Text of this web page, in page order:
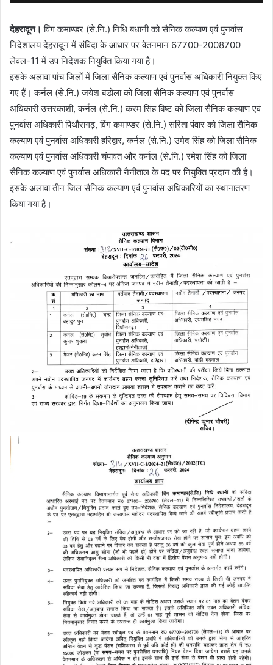
देहरादून। विंग कमाण्डर (से.नि.) निधि बधानी को सैनिक कल्याण एवं पुनर्वास
निदेशालय देहरादून में संविदा के आधार पर वेतनमान 67700-2008700
लेवल-11 में उप निदेशक नियुक्ति किया गया है।
इसके अलावा पांच जिलों में जिला सैनिक कल्याण एवं पुनर्वास अधिकारी नियुक्त किए
गए हैं। कर्नल (से.नि.) जयेश बडोला को जिला सैनिक कल्याण एवं पुनर्वास
अधिकारी उत्तरकाशी, कर्नल (से.नि.) करम सिंह बिष्ट को जिला सैनिक कल्याण एवं
पुनर्वास अधिकारी पिथौरागढ़, विंग कमाण्डर (से.नि.) सरिता पंवार को जिला सैनिक
कल्याण एवं पुनर्वास अधिकारी हरिद्वार, कर्नल (से.नि.) उमेद सिंह को जिला सैनिक
कल्याण एवं पुनर्वास अधिकारी चंपावत और कर्नल (से.नि.) रमेश सिंह को जिला
सैनिक कल्याण एवं पुनर्वास अधिकारी नैनीताल के पद पर नियुक्ति प्रदान की है।
इसके अलावा तीन जिल सैनिक कल्याण एवं पुनर्वास अधिकारियों का स्थानातरण
किया गया है।